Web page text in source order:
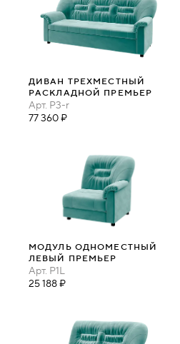
ДИВАН ТРЕХМЕСТНЫЙ
РАСКЛАДНОЙ ПРЕМЬЕР
Арт. P3-r
77 360 ₽
МОДУЛЬ ОДНОМЕСТНЫЙ
ЛЕВЫЙ ПРЕМЬЕР
Арт. P1L
25 188 ₽